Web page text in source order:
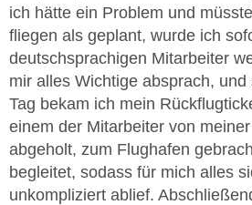
ich hätte ein Problem und
fliegen als geplant, wurde ich
deutschsprachigen Mitarbeiter
mir alles Wichtige absprach,
Tag bekam ich mein
einem der Mitarbeiter von
abgeholt, zum Flughafen
begleitet, sodass für mich alles
unkompliziert ablief.